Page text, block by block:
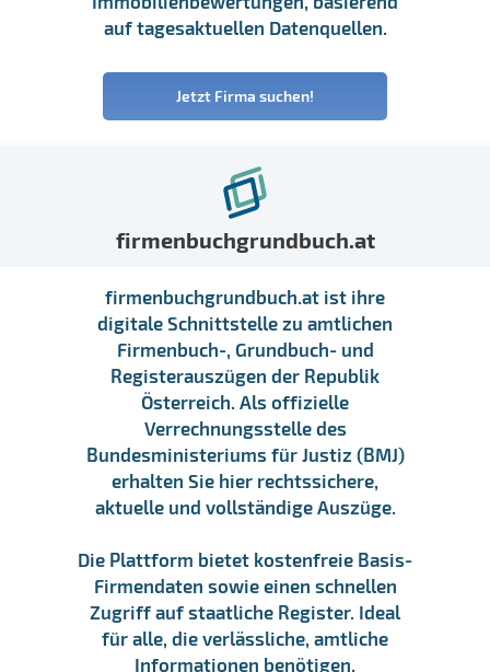
auf tagesaktuellen Datenquellen.
Jetzt Firma suchen!
firmenbuchgrundbuch.at
firmenbuchgrundbuch.at ist ihre
digitale Schnittstelle zu amtlichen
Firmenbuch-, Grundbuch- und
Registerauszügen der Republik
Österreich. Als offizielle
Verrechnungsstelle des
Bundesministeriums für Justiz (BMJ)
erhalten Sie hier rechtssichere,
aktuelle und vollständige Auszüge.
Die Plattform bietet kostenfreie Basis-
Firmendaten sowie einen schnellen
Zugriff auf staatliche Register. Ideal
für alle, die verlässliche, amtliche
Informationen benötigen.